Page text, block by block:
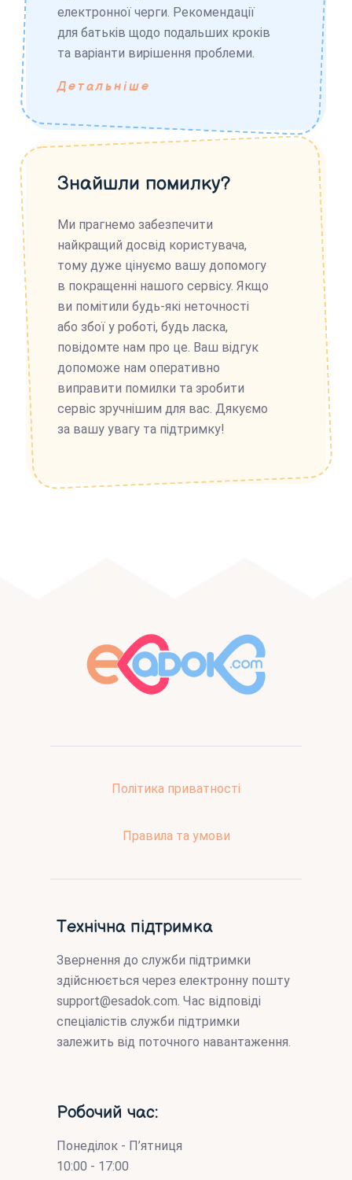
електронної черги. Рекомендації
для батьків щодо подальших кроків
та варіанти вирішення проблеми.
Детальніше
Знайшли помилку?
Ми прагнемо забезпечити
найкращий досвід користувача,
тому дуже цінуємо вашу допомогу
в покращенні нашого сервісу. Якщо
ви помітили будь-які неточності
або збої у роботі, будь ласка,
повідомте нам про це. Ваш відгук
допоможе нам оперативно
виправити помилки та зробити
сервіс зручнішим для вас. Дякуємо
за вашу увагу та підтримку!
Політика приватності
Правила та умови
Технічна підтримка
Звернення до служби підтримки
здійснюється через електронну пошту
support@esadok.com . Час відповіді
спеціалістів служби підтримки
залежить від поточного навантаження.
Робочий час:
Понеділок - П’ятниця
10:00 - 17:00